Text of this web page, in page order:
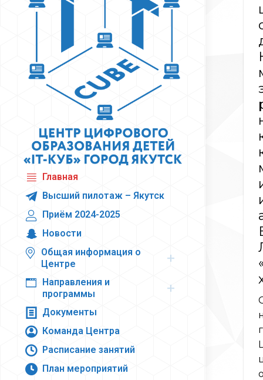
Главная
Высший пилотаж – Якутск
Приём 2024-2025
Новости
Общая информация о
Центре
Направления и
программы
Документы
Команда Центра
Расписание занятий
План мероприятий